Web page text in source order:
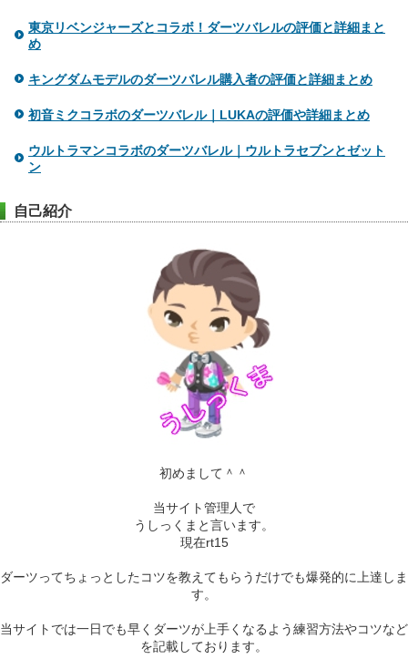
東京リベンジャーズとコラボ！ダーツバレルの評価と詳細まと
め
キングダムモデルのダーツバレル購入者の評価と詳細まとめ
初音ミクコラボのダーツバレル｜LUKAの評価や詳細まとめ
ウルトラマンコラボのダーツバレル｜ウルトラセブンとゼット
ン
自己紹介
初めまして＾＾
当サイト管理人で
うしっくまと言います。
現在rt15
ダーツってちょっとしたコツを教えてもらうだけでも爆発的に上達しま
す。
当サイトでは一日でも早くダーツが上手くなるよう練習方法やコツなど
を記載しております。